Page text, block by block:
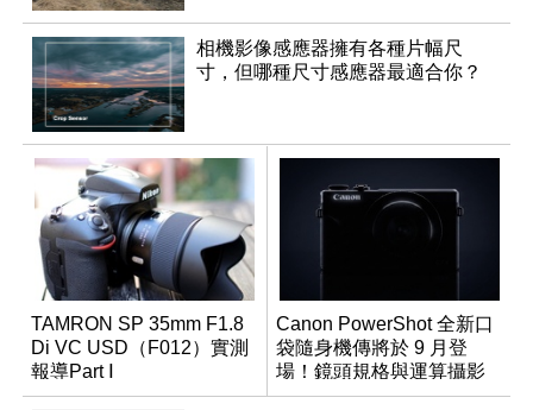
相機影像感應器擁有各種片幅尺
寸，但哪種尺寸感應器最適合你？
TAMRON SP 35mm F1.8
Di VC USD（F012）實測
報導Part Ⅰ
Canon PowerShot 全新口
袋隨身機傳將於 9 月登
場！鏡頭規格與運算攝影
升級成為焦點